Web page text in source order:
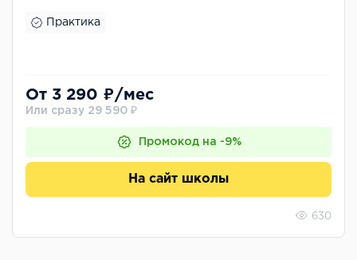
Практика
От 3 290 ₽/мес
Или сразу 29 590 ₽
Промокод на -9%
На сайт школы
630